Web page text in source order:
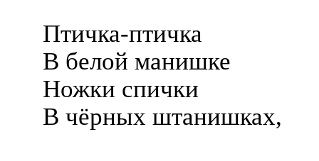
Птичка-птичка
В белой манишке
Ножки спички
В чёрных штанишках,